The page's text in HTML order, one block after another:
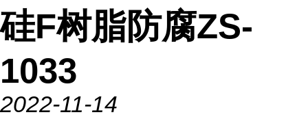
硅F树脂防腐ZS-
1033
2022-11-14